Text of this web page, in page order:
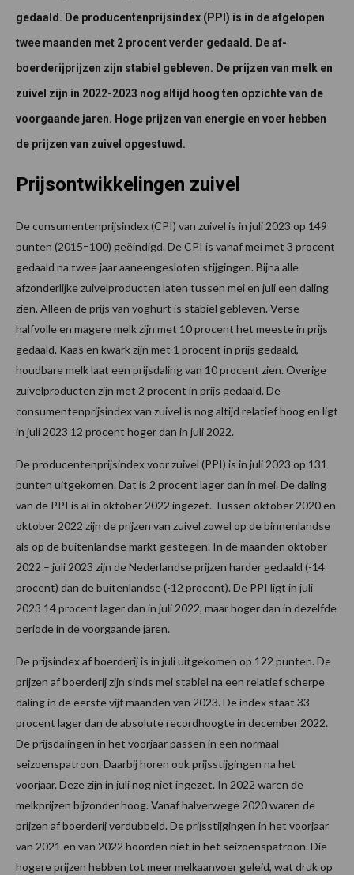
gedaald. De producentenprijsindex (PPI) is in de afgelopen
twee maanden met 2 procent verder gedaald. De af-
boerderijprijzen zijn stabiel gebleven. De prijzen van melk en
zuivel zijn in 2022-2023 nog altijd hoog ten opzichte van de
voorgaande jaren. Hoge prijzen van energie en voer hebben
de prijzen van zuivel opgestuwd.
Prijsontwikkelingen zuivel
De consumentenprijsindex (CPI) van zuivel is in juli 2023 op 149
punten (2015=100) geëindigd. De CPI is vanaf mei met 3 procent
gedaald na twee jaar aaneengesloten stijgingen. Bijna alle
afzonderlijke zuivelproducten laten tussen mei en juli een daling
zien. Alleen de prijs van yoghurt is stabiel gebleven. Verse
halfvolle en magere melk zijn met 10 procent het meeste in prijs
gedaald. Kaas en kwark zijn met 1 procent in prijs gedaald,
houdbare melk laat een prijsdaling van 10 procent zien. Overige
zuivelproducten zijn met 2 procent in prijs gedaald. De
consumentenprijsindex van zuivel is nog altijd relatief hoog en ligt
in juli 2023 12 procent hoger dan in juli 2022.
De producentenprijsindex voor zuivel (PPI) is in juli 2023 op 131
punten uitgekomen. Dat is 2 procent lager dan in mei. De daling
van de PPI is al in oktober 2022 ingezet. Tussen oktober 2020 en
oktober 2022 zijn de prijzen van zuivel zowel op de binnenlandse
als op de buitenlandse markt gestegen. In de maanden oktober
2022 – juli 2023 zijn de Nederlandse prijzen harder gedaald (-14
procent) dan de buitenlandse (-12 procent). De PPI ligt in juli
2023 14 procent lager dan in juli 2022, maar hoger dan in dezelfde
periode in de voorgaande jaren.
De prijsindex af boerderij is in juli uitgekomen op 122 punten. De
prijzen af boerderij zijn sinds mei stabiel na een relatief scherpe
daling in de eerste vijf maanden van 2023. De index staat 33
procent lager dan de absolute recordhoogte in december 2022.
De prijsdalingen in het voorjaar passen in een normaal
seizoenspatroon. Daarbij horen ook prijsstijgingen na het
voorjaar. Deze zijn in juli nog niet ingezet. In 2022 waren de
melkprijzen bijzonder hoog. Vanaf halverwege 2020 waren de
prijzen af boerderij verdubbeld. De prijsstijgingen in het voorjaar
van 2021 en van 2022 hoorden niet in het seizoenspatroon. Die
hogere prijzen hebben tot meer melkaanvoer geleid, wat druk op